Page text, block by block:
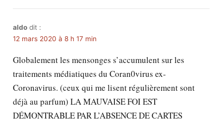
aldo dit :
12 mars 2020 à 8 h 17 min
Globalement les mensonges s’accumulent sur les
traitements médiatiques du Coran0virus ex-
Coronavirus. (ceux qui me lisent régulièrement sont
déjà au parfum) LA MAUVAISE FOI EST
DÉMONTRABLE PAR L’ABSENCE DE CARTES